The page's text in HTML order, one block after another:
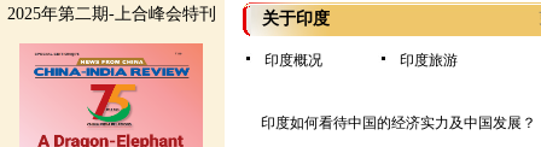
2025年第二期-上合峰会特刊 关于印度
印度概况 印度旅游
印度如何看待中国的经济实力及中国发展？